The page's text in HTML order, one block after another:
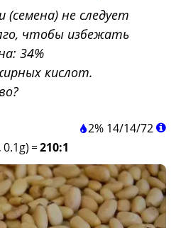
(семена) не следует
чтобы избежать
34%
кислот.
2% 14/14/72
=210:1